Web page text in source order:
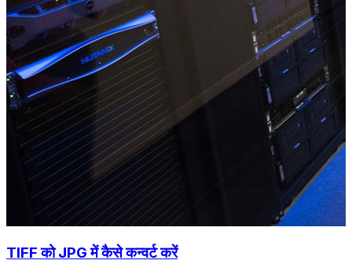
TIFF को JPG में कैसे कन्वर्ट करें